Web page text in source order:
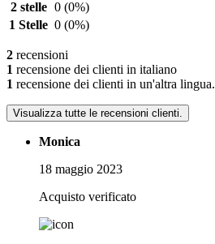
2 stelle 0 (0%)
1 Stelle 0 (0%)
2 recensioni
1 recensione dei clienti in italiano
1 recensione dei clienti in un'altra lingua.
Visualizza tutte le recensioni clienti.
Monica
18 maggio 2023
Acquisto verificato